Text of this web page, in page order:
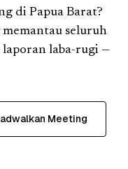
di Papua Barat?
memantau seluruh
laba-rugi —
Meeting